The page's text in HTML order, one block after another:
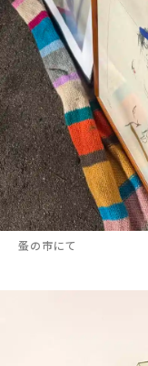
蚤の市にて